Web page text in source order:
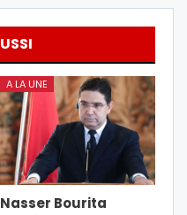
A LA UNE
Nasser Bourita